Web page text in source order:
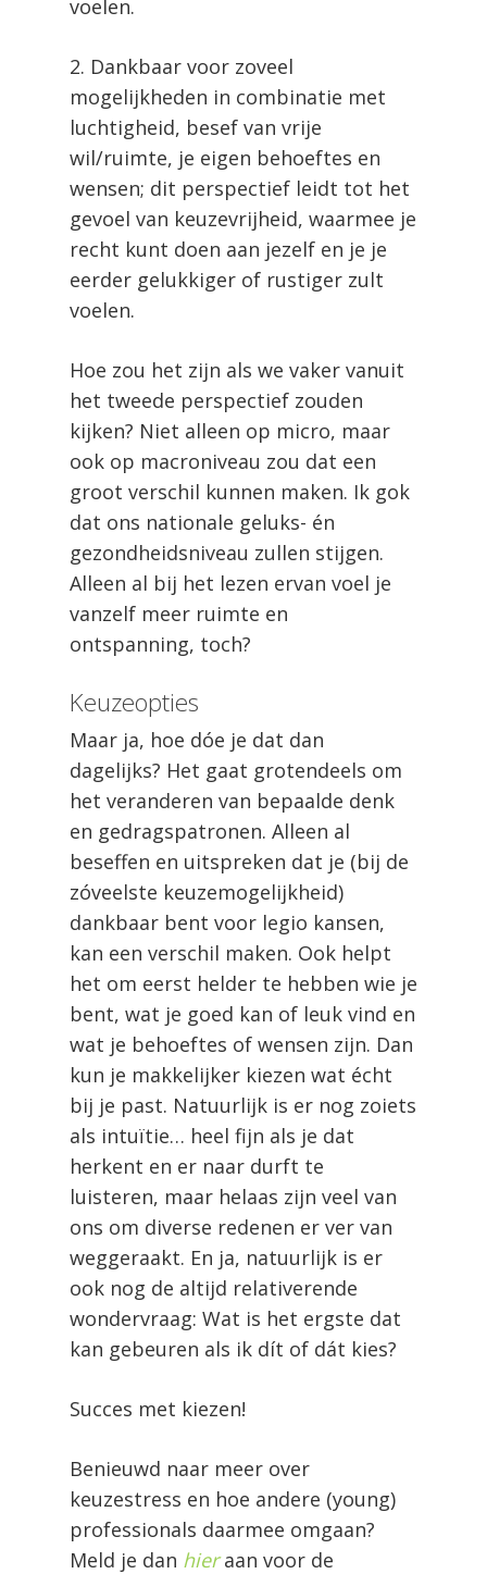
voelen.
2. Dankbaar voor zoveel
mogelijkheden in combinatie met
luchtigheid, besef van vrije
wil/ruimte, je eigen behoeftes en
wensen; dit perspectief leidt tot het
gevoel van keuzevrijheid, waarmee je
recht kunt doen aan jezelf en je je
eerder gelukkiger of rustiger zult
voelen.
Hoe zou het zijn als we vaker vanuit
het tweede perspectief zouden
kijken? Niet alleen op micro, maar
ook op macroniveau zou dat een
groot verschil kunnen maken. Ik gok
dat ons nationale geluks- én
gezondheidsniveau zullen stijgen.
Alleen al bij het lezen ervan voel je
vanzelf meer ruimte en
ontspanning, toch?
Keuzeopties
Maar ja, hoe dóe je dat dan
dagelijks? Het gaat grotendeels om
het veranderen van bepaalde denk
en gedragspatronen. Alleen al
beseffen en uitspreken dat je (bij de
zóveelste keuzemogelijkheid)
dankbaar bent voor legio kansen,
kan een verschil maken. Ook helpt
het om eerst helder te hebben wie je
bent, wat je goed kan of leuk vind en
wat je behoeftes of wensen zijn. Dan
kun je makkelijker kiezen wat écht
bij je past. Natuurlijk is er nog zoiets
als intuïtie… heel fijn als je dat
herkent en er naar durft te
luisteren, maar helaas zijn veel van
ons om diverse redenen er ver van
weggeraakt. En ja, natuurlijk is er
ook nog de altijd relativerende
wondervraag: Wat is het ergste dat
kan gebeuren als ik dít of dát kies?
Succes met kiezen!
Benieuwd naar meer over
keuzestress en hoe andere (young)
professionals daarmee omgaan?
Meld je dan hieraan voor de